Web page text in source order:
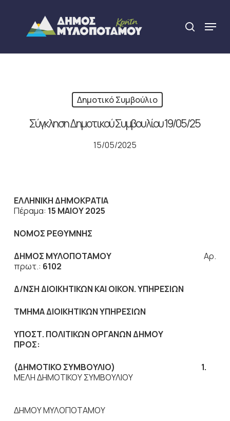
content
search
Menu
Δημοτικό Συμβούλιο
Σύγκληση Δημοτικού Συμβουλίου 19/05/25
15/05/2025
ΕΛΛΗΝΙΚΗ ΔΗΜΟΚΡΑΤΙΑ
Πέραμα: 15 ΜΑΙΟΥ2025
ΝΟΜΟΣ ΡΕΘΥΜΝΗΣ
ΔΗΜΟΣ ΜΥΛΟΠΟΤΑΜΟΥ Αρ.
πρωτ.: 6102
Δ/ΝΣΗ ΔΙΟΙΚΗΤΙΚΩΝ ΚΑΙ ΟΙΚΟΝ. ΥΠΗΡΕΣΙΩΝ
ΤΜΗΜΑ ΔΙΟΙΚΗΤΙΚΩΝ ΥΠΗΡΕΣΙΩΝ
ΥΠΟΣΤ. ΠΟΛΙΤΙΚΩΝ ΟΡΓΑΝΩΝ ΔΗΜΟΥ
ΠΡΟΣ:
(ΔΗΜΟΤΙΚΟ ΣΥΜΒΟΥΛΙΟ) 1.
ΜΕΛΗ ΔΗΜΟΤΙΚΟΥ ΣΥΜΒΟΥΛΙΟΥ
ΔΗΜΟΥ ΜΥΛΟΠΟΤΑΜΟΥ
Close